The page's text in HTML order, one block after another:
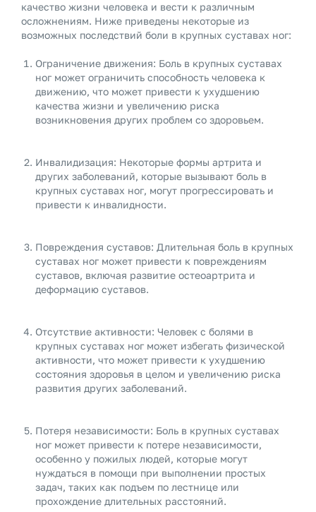
качество жизни человека и вести к различным
осложнениям. Ниже приведены некоторые из
возможных последствий боли в крупных суставах ног:
Ограничение движения: Боль в крупных суставах
ног может ограничить способность человека к
движению, что может привести к ухудшению
качества жизни и увеличению риска
возникновения других проблем со здоровьем.
Инвалидизация: Некоторые формы артрита и
других заболеваний, которые вызывают боль в
крупных суставах ног, могут прогрессировать и
привести к инвалидности.
Повреждения суставов: Длительная боль в крупных
суставах ног может привести к повреждениям
суставов, включая развитие остеоартрита и
деформацию суставов.
Отсутствие активности: Человек с болями в
крупных суставах ног может избегать физической
активности, что может привести к ухудшению
состояния здоровья в целом и увеличению риска
развития других заболеваний.
Потеря независимости: Боль в крупных суставах
ног может привести к потере независимости,
особенно у пожилых людей, которые могут
нуждаться в помощи при выполнении простых
задач, таких как подъем по лестнице или
прохождение длительных расстояний.